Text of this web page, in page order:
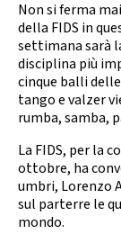
Non si ferma
della FIDS in
settimana sarà
disciplina più
cinque balli
tango e valzer
rumba, samba,
La FIDS, per la
ottobre, ha
umbri, Lorenzo
sul parterre le
mondo.